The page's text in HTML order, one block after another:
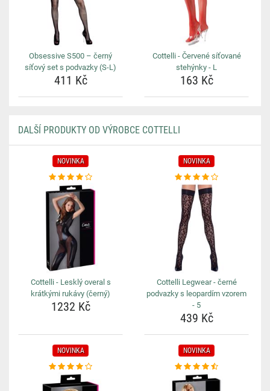
Obsessive S500 – černý
síťový set s podvazky (S-L)
411 Kč
Cottelli - Červené síťované
stehýnky - L
163 Kč
DALŠÍ PRODUKTY OD VÝROBCE COTTELLI
NOVINKA
Cottelli - Lesklý overal s
krátkými rukávy (černý)
1232 Kč
NOVINKA
Cottelli Legwear - černé
podvazky s leopardím vzorem
- 5
439 Kč
NOVINKA NOVINKA